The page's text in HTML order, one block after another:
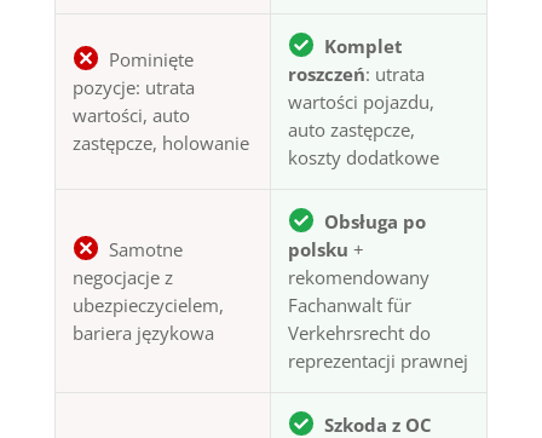
Pominięte
pozycje: utrata
wartości, auto
zastępcze, holowanie
Komplet
roszczeń: utrata
wartości pojazdu,
auto zastępcze,
koszty dodatkowe
Samotne
negocjacje z
ubezpieczycielem,
bariera językowa
Obsługa po
polsku +
rekomendowany
Fachanwalt für
Verkehrsrecht do
reprezentacji prawnej
Szkoda z OC